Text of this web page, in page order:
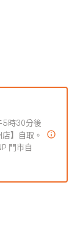
5時30分後
】自取。
門市自